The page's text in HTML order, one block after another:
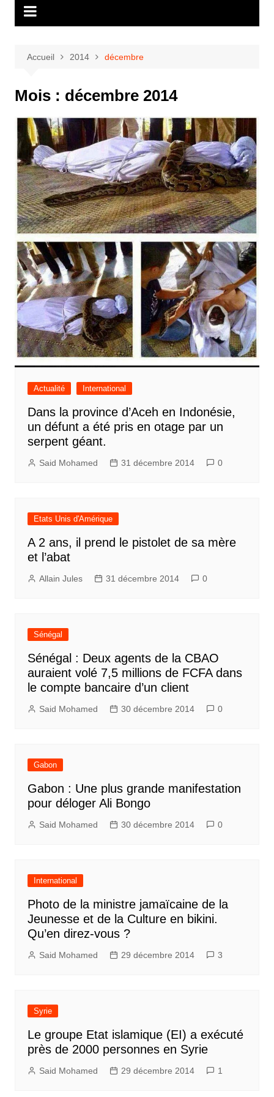
Accueil 2014 décembre
Mois : décembre 2014
Actualité International
Dans la province d’Aceh en Indonésie,
un défunt a été pris en otage par un
serpent géant.
Said Mohamed 31 décembre 2014 0
Etats Unis d'Amérique
A 2 ans, il prend le pistolet de sa mère
et l’abat
Allain Jules 31 décembre 2014 0
Sénégal
Sénégal : Deux agents de la CBAO
auraient volé 7,5 millions de FCFA dans
le compte bancaire d’un client
Said Mohamed 30 décembre 2014 0
Gabon
Gabon : Une plus grande manifestation
pour déloger Ali Bongo
Said Mohamed 30 décembre 2014 0
International
Photo de la ministre jamaïcaine de la
Jeunesse et de la Culture en bikini.
Qu’en direz-vous ?
Said Mohamed 29 décembre 2014 3
Syrie
Le groupe Etat islamique (EI) a exécuté
près de 2000 personnes en Syrie
Said Mohamed 29 décembre 2014 1